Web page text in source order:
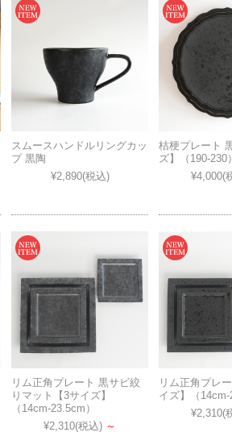
スムースハンドルリングカッ
プ 黒陶
¥2,890(税込)
桔梗プレート
ズ】（190-230）
¥4,000(
リム正角プレート 黒サビ絞
りマット【3サイズ】
（14cm-23.5cm）
¥2,310(税込) ～
リム正角プレ
イズ】（14cm-
¥2,310(